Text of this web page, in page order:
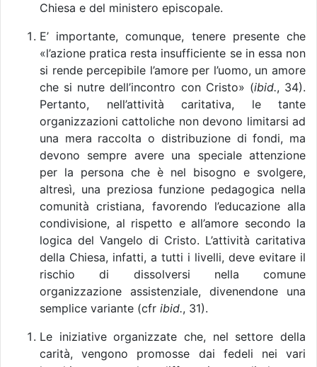
Chiesa e del ministero episcopale.
E’ importante, comunque, tenere presente che
«l’azione pratica resta insufficiente se in essa non
si rende percepibile l’amore per l’uomo, un amore
che si nutre dell’incontro con Cristo» (ibid., 34).
Pertanto, nell’attività caritativa, le tante
organizzazioni cattoliche non devono limitarsi ad
una mera raccolta o distribuzione di fondi, ma
devono sempre avere una speciale attenzione
per la persona che è nel bisogno e svolgere,
altresì, una preziosa funzione pedagogica nella
comunità cristiana, favorendo l’educazione alla
condivisione, al rispetto e all’amore secondo la
logica del Vangelo di Cristo. L’attività caritativa
della Chiesa, infatti, a tutti i livelli, deve evitare il
rischio di dissolversi nella comune
organizzazione assistenziale, divenendone una
semplice variante (cfr ibid., 31).
Le iniziative organizzate che, nel settore della
carità, vengono promosse dai fedeli nei vari